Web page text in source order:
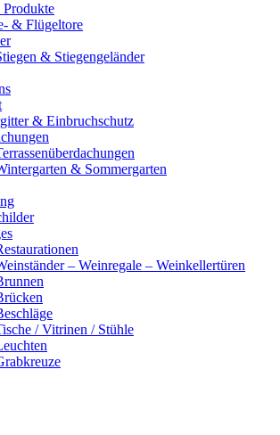
& Flü­gel­to­re
& Stie­gen­ge­län­der
& Ein­bruch­schutz
& Som­mer­gar­ten
– Wein­re­ga­le – Wein­kel­ler­tü­ren
/ Vitri­nen / Stüh­le